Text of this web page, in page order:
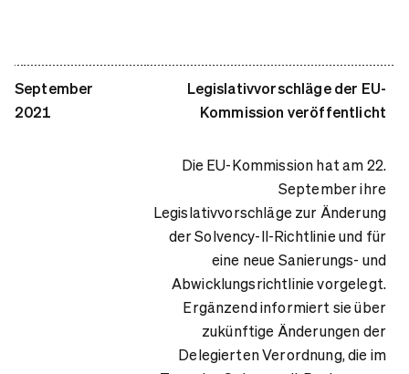
September
2021
Legislativvorschläge der EU-
Kommission veröffentlicht
Die EU-Kommission hat am 22.
September ihre
Legislativvorschläge zur Änderung
der Solvency-II-Richtlinie und für
eine neue Sanierungs- und
Abwicklungsrichtlinie vorgelegt.
Ergänzend informiert sie über
zukünftige Änderungen der
Delegierten Verordnung, die im